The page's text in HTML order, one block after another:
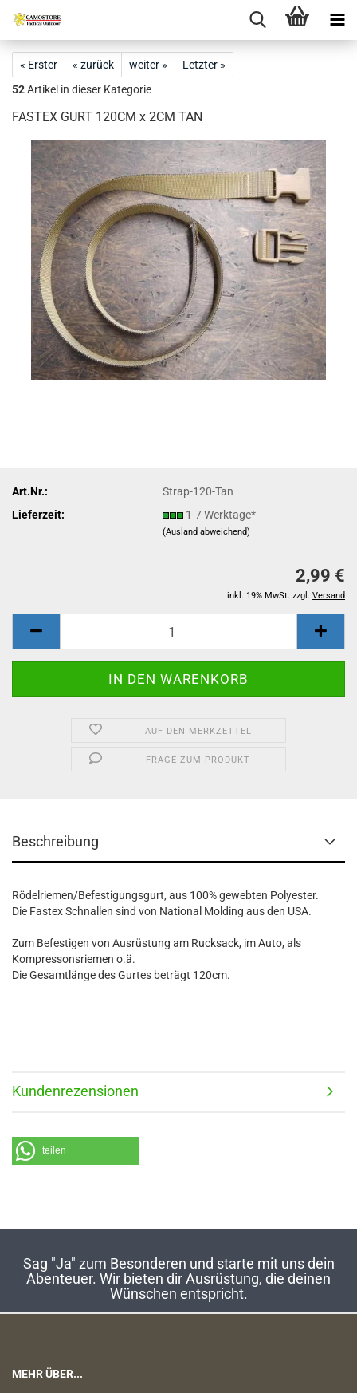
« Erster « zurück weiter »
Letzter »
52Artikel in dieser Kategorie
FASTEX GURT 120CM x 2CM TAN
Art.Nr.:
Strap-120-Tan
Lieferzeit:
1-7 Werktage*
(Ausland abweichend)
2,99 €
inkl. 19% MwSt. zzgl. Versand
AUF DEN MERKZETTEL
FRAGE ZUM PRODUKT
Beschreibung
Rödelriemen/Befestigungsgurt, aus 100% gewebten Polyester.
Die Fastex Schnallen sind von National Molding aus den USA.
Zum Befestigen von Ausrüstung am Rucksack, im Auto, als
Kompressonsriemen o.ä.
Die Gesamtlänge des Gurtes beträgt 120cm.
Kundenrezensionen
teilen
Sag "Ja" zum Besonderen und starte mit uns dein
Abenteuer. Wir bieten dir Ausrüstung, die deinen
Wünschen entspricht.
MEHR ÜBER...